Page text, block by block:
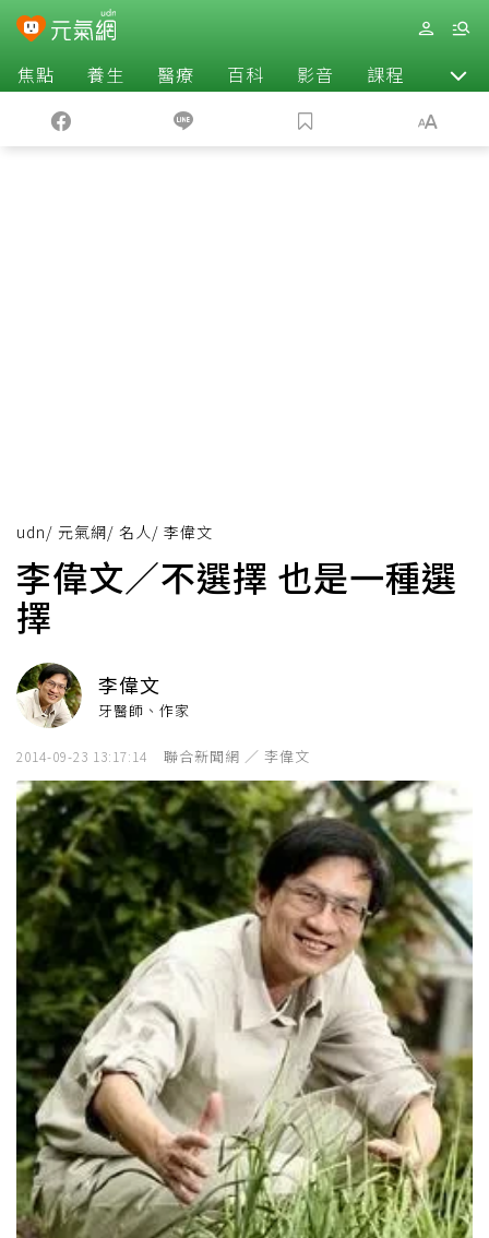
焦點 養生 醫療 百科 影音 課程 退休
udn/ 元氣網/ 名人/ 李偉文
李偉文／不選擇 也是一種選
擇
李偉文
牙醫師、作家
2014-09-23 13:17:14 聯合新聞網 ／ 李偉文